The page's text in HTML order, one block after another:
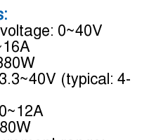
0~40V
(typical: 4-